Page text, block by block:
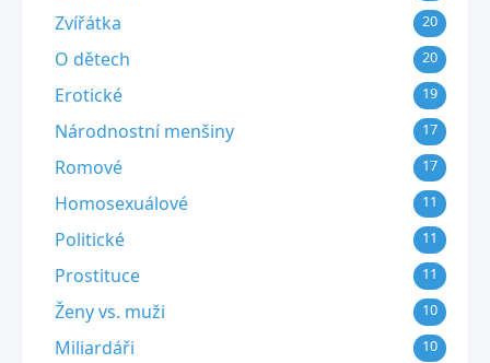
Zvířátka 20
O dětech 20
Erotické 19
Národnostní menšiny 17
Romové 17
Homosexuálové 11
Politické 11
Prostituce 11
Ženy vs. muži 10
Miliardáři 10